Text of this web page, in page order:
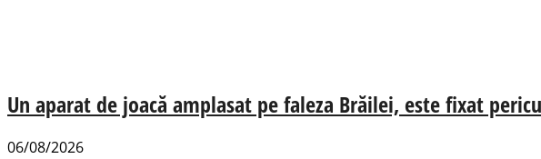
Un aparat de joacă amplasat pe faleza Brăilei, este fixat
06/08/2026